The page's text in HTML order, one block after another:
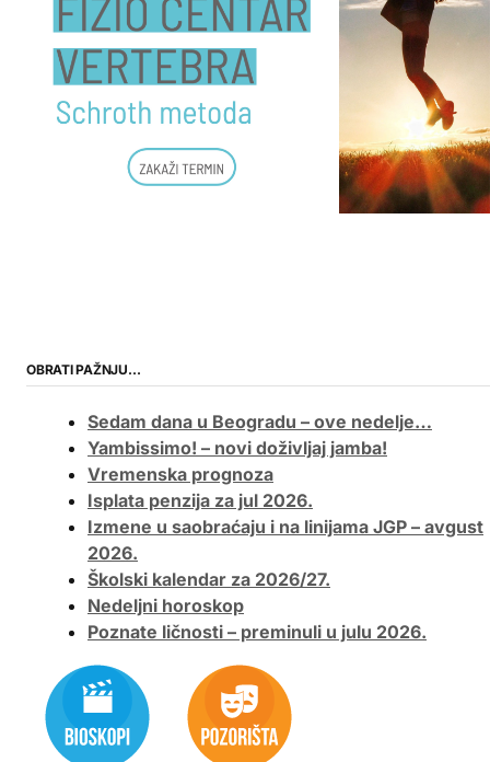
OBRATI PAŽNJU…
Sedam dana u Beogradu – ove nedelje…
Yambissimo! – novi doživljaj jamba!
Vremenska prognoza
Isplata penzija za jul 2026.
Izmene u saobraćaju i na linijama JGP – avgust
2026.
Školski kalendar za 2026/27.
Nedeljni horoskop
Poznate ličnosti – preminuli u julu 2026.